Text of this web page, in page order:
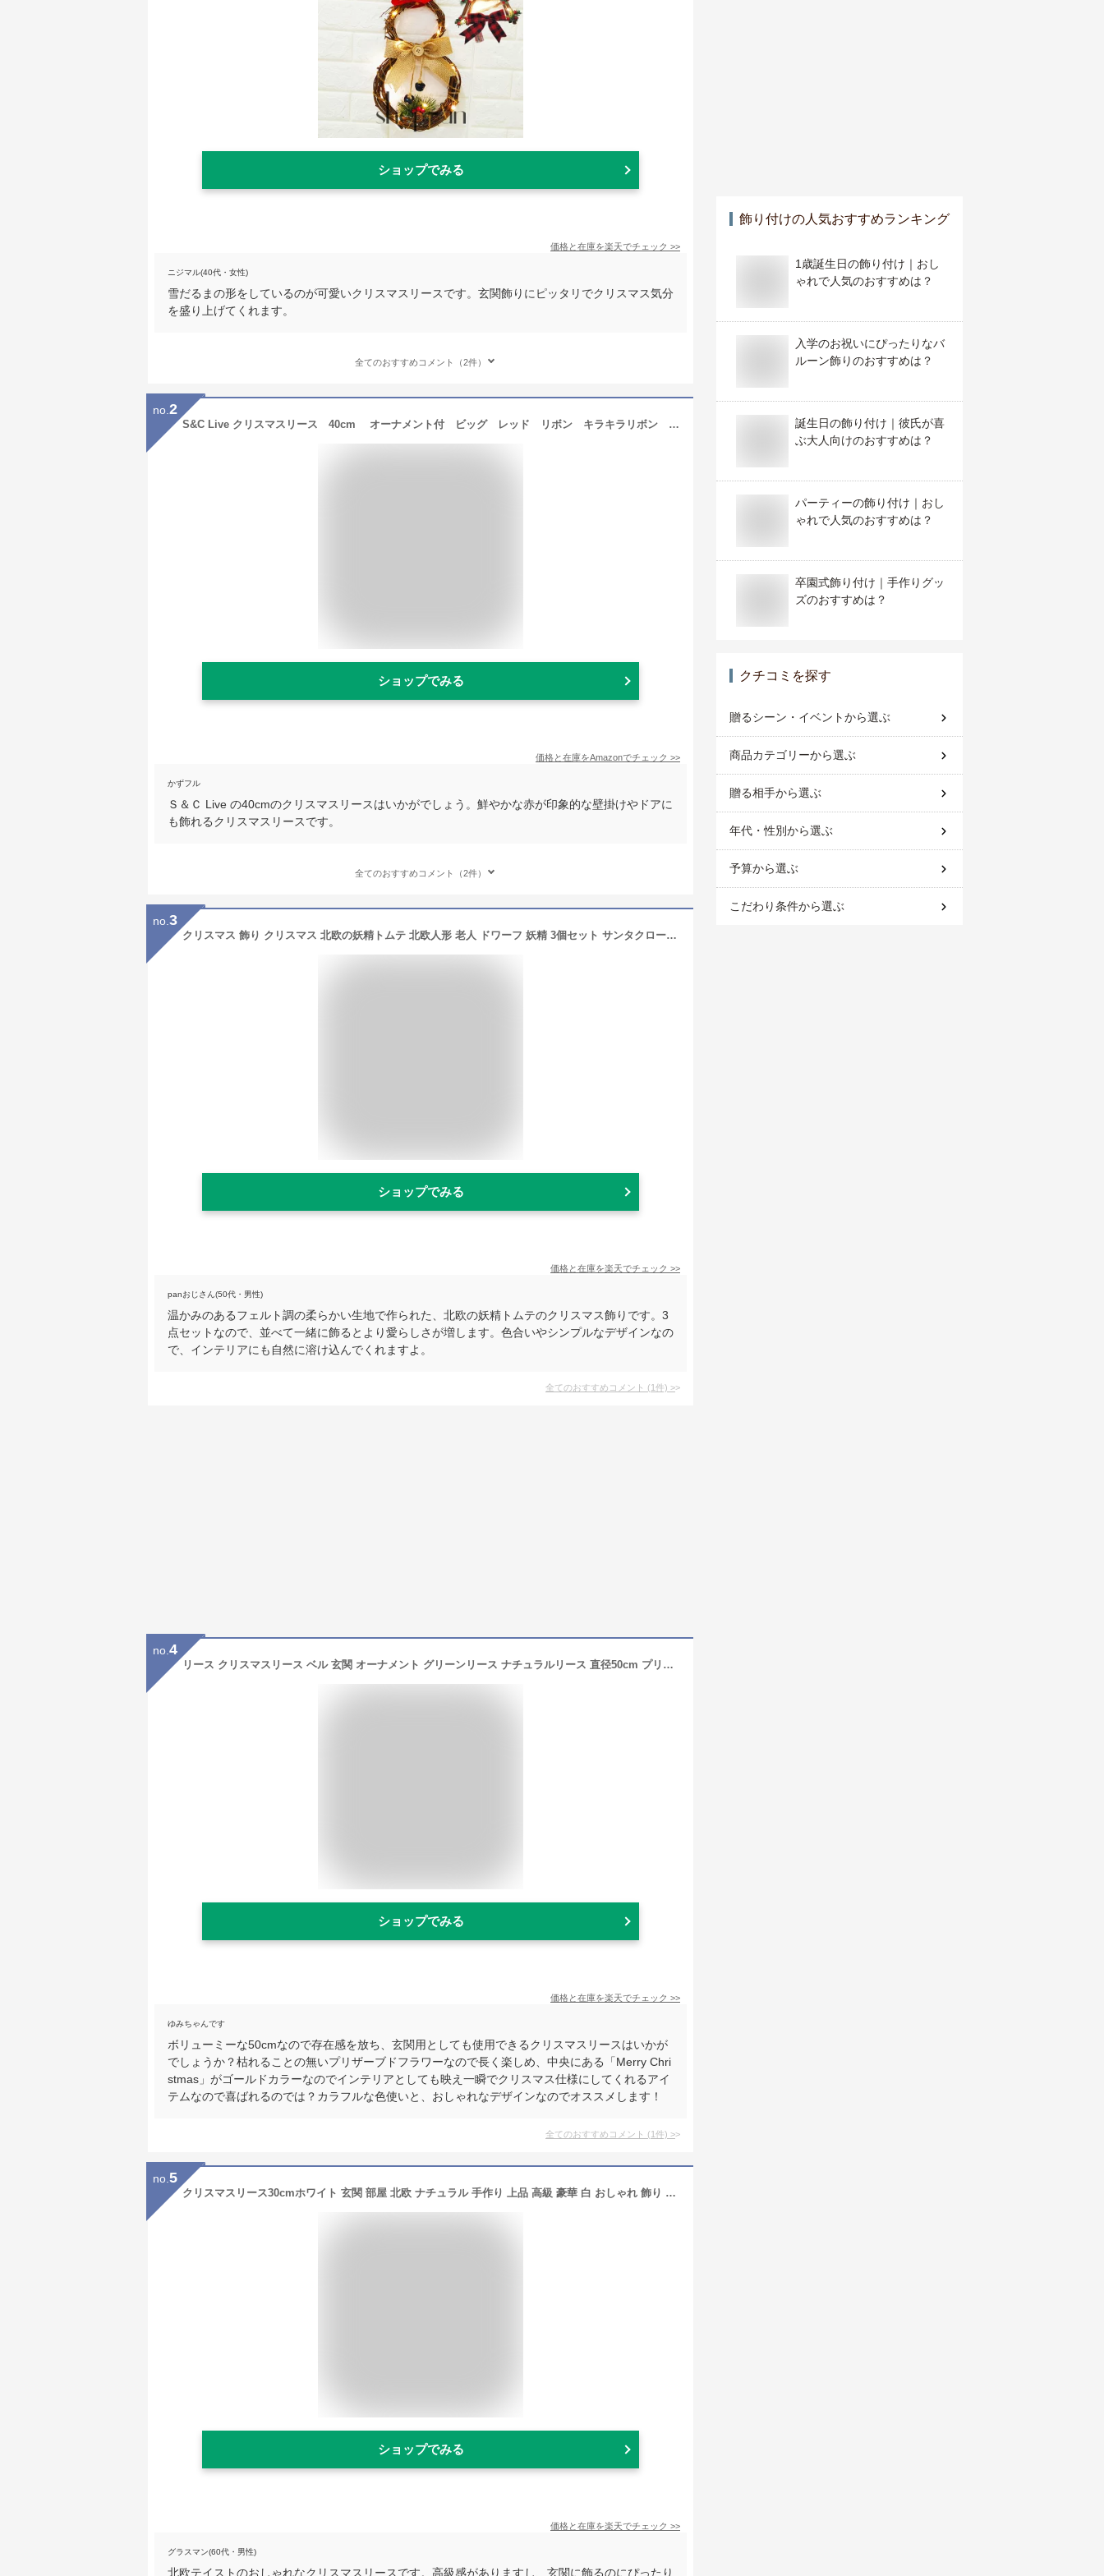
ショップでみる
価格と在庫を楽天でチェック >>
ニジマル(40代・女性)
雪だるまの形をしているのが可愛いクリスマスリースです。玄関飾りにピッタリでクリスマス気分
を盛り上げてくれます。
全てのおすすめコメント（2件）
no. 2
S&C Live クリスマスリース 40cm オーナメント付 ビッグ レッド リボン キラキラリボン スター 星 飾り ボール ポインセチア 松かさ 鮮やかな赤い実 ペッパーベリー スノーフレーク 雪イメージ 北欧風 大人 高級風 ゴージャス おしゃれ 素敵 クリスマス リース 玄関 ドア 壁掛け 家族用 癒し 定番 X’mas リース 玄関 リース フラワー ドアチャーム 造花 アート クリスマスグッズ ショーウィンドーディスプレー リース お店飾り 店舗飾り 赤 レッド#180289 (40㎝)
ショップでみる
価格と在庫をAmazonでチェック >>
かずフル
Ｓ＆Ｃ Live の40cmのクリスマスリースはいかがでしょう。鮮やかな赤が印象的な壁掛けやドアに
も飾れるクリスマスリースです。
全てのおすすめコメント（2件）
no. 3
クリスマス 飾り クリスマス 北欧の妖精トムテ 北欧人形 老人 ドワーフ 妖精 3個セット サンタクロース 手作り かわいい クリスマスツリー飾り 可愛い 置物 プレゼント パーティー装飾 贈り物 小物 インテリア 雰囲気 送料無料
ショップでみる
価格と在庫を楽天でチェック >>
panおじさん(50代・男性)
温かみのあるフェルト調の柔らかい生地で作られた、北欧の妖精トムテのクリスマス飾りです。3
点セットなので、並べて一緒に飾るとより愛らしさが増します。色合いやシンプルなデザインなの
で、インテリアにも自然に溶け込んでくれますよ。
全てのおすすめコメント (1件) >
no. 4
リース クリスマスリース ベル 玄関 オーナメント グリーンリース ナチュラルリース 直径50cm プリザーブドフラワー 壁飾り 壁掛け ドアリース 結婚祝い オープン 開店祝い 誕生日プレゼント お祝い ギフト 贈り物 おしゃれ クリスマスプレゼント クリスマス 楽天海外通販
ショップでみる
価格と在庫を楽天でチェック >>
ゆみちゃんです
ボリューミーな50cmなので存在感を放ち、玄関用としても使用できるクリスマスリースはいかが
でしょうか？枯れることの無いプリザーブドフラワーなので長く楽しめ、中央にある「Merry Chri
stmas」がゴールドカラーなのでインテリアとしても映え一瞬でクリスマス仕様にしてくれるアイ
テムなので喜ばれるのでは？カラフルな色使いと、おしゃれなデザインなのでオススメします！
全てのおすすめコメント (1件) >
no. 5
クリスマスリース30cmホワイト 玄関 部屋 北欧 ナチュラル 手作り 上品 高級 豪華 白 おしゃれ 飾り 飾り付け 装飾 かわいい ドア 壁掛け ハンガー アートフラワー 天然素材 花 造花 ポインセチア リボン 鐘 ベル インテリア ギフト プレゼント 国産 あす楽
ショップでみる
価格と在庫を楽天でチェック >>
グラスマン(60代・男性)
北欧テイストのおしゃれなクリスマスリースです。高級感がありますし、玄関に飾るのにぴったり
飾り付けの人気おすすめランキング
1歳誕生日の飾り付け｜おし
ゃれで人気のおすすめは？
入学のお祝いにぴったりなバ
ルーン飾りのおすすめは？
誕生日の飾り付け｜彼氏が喜
ぶ大人向けのおすすめは？
パーティーの飾り付け｜おし
ゃれで人気のおすすめは？
卒園式飾り付け｜手作りグッ
ズのおすすめは？
クチコミを探す
贈るシーン・イベントから選ぶ
商品カテゴリーから選ぶ
贈る相手から選ぶ
年代・性別から選ぶ
予算から選ぶ
こだわり条件から選ぶ